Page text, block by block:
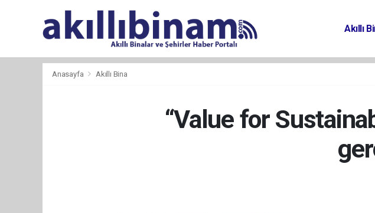
Akıllı
Anasayfa Akıllı Bina
“Value for